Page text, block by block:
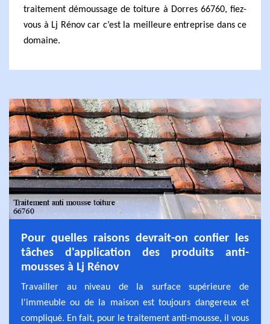
traitement démoussage de toiture à Dorres 66760, fiez-
vous à Lj Rénov car c’est la meilleure entreprise dans ce
domaine.
Pour quelles raisons devrait-on confier les
tâches d'application des produits anti-
mousses à Lj Rénov
Travailler au niveau de la surface supérieure de
l'immeuble ou de la maison est toujours dangereux et
compliqué. En fait, pour le traitement anti-mousse, il vous